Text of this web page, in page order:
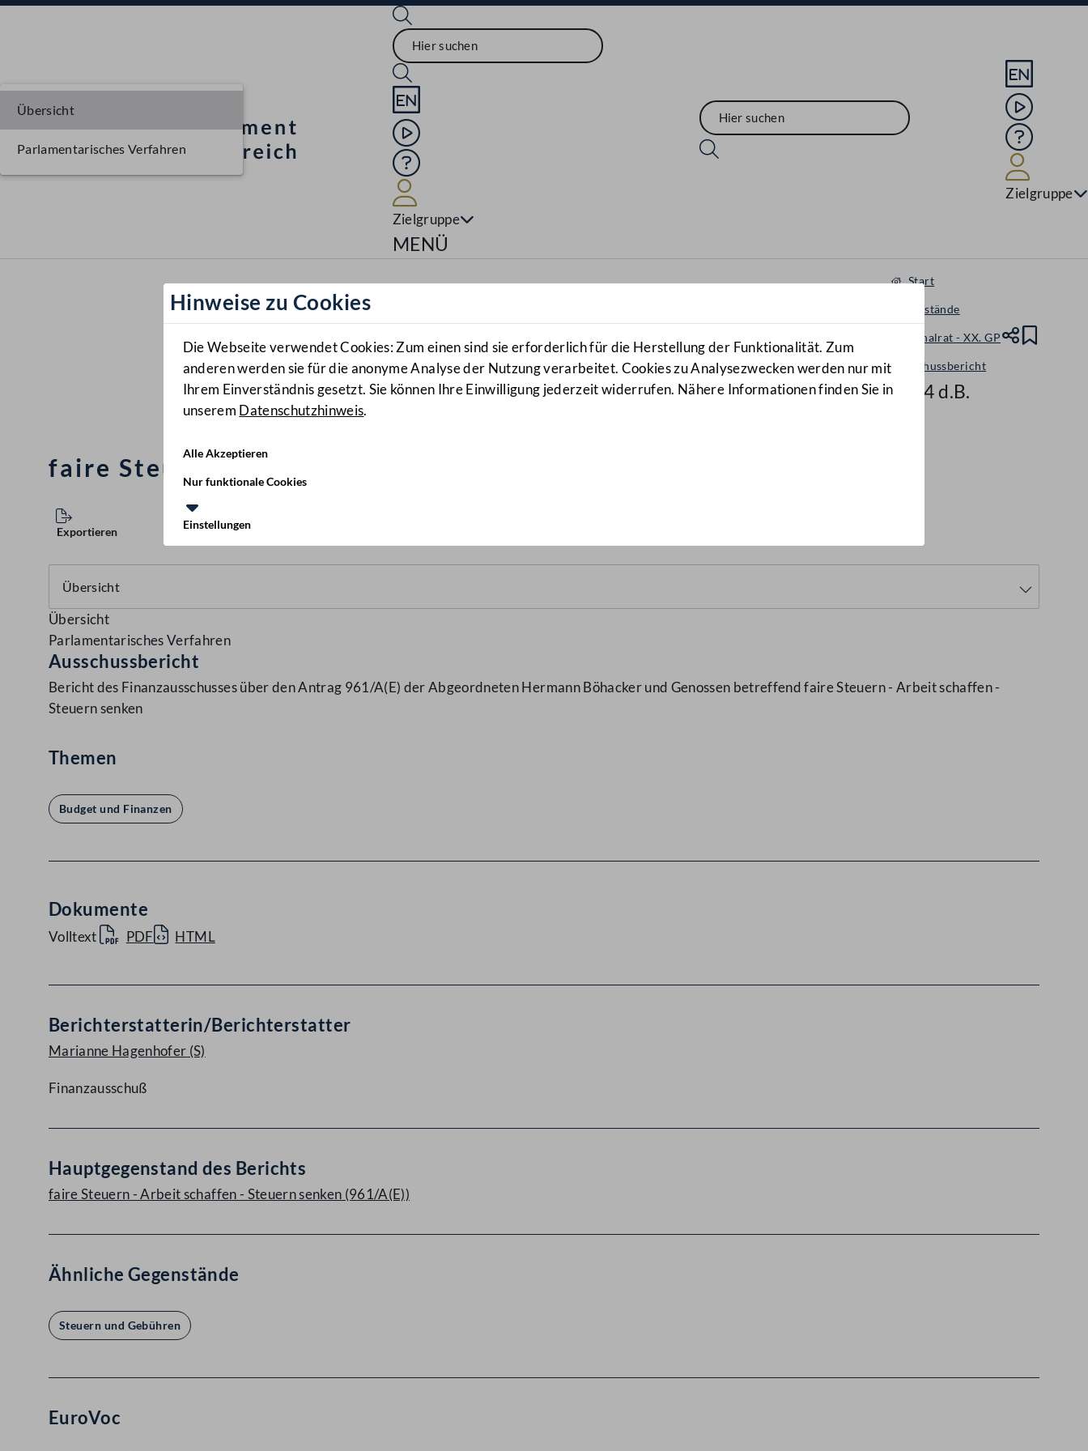
Sprache English
Mediathek
Hilfe
Zielgruppe
Navigationsmenü öffnen
MENÜ
Sprache
Mediathek
Hilfe
Zielgruppe
Hinweise zu Cookies
Die Webseite verwendet Cookies: Zum einen sind sie erforderlich für die Herstellung der Funktionalität. Zum
anderen werden sie für die anonyme Analyse der Nutzung verarbeitet. Cookies zu Analysezwecken werden nur mit
Ihrem Einverständnis gesetzt. Sie können Ihre Einwilligung jederzeit widerrufen. Nähere Informationen finden Sie in
unserem Datenschutzhinweis.
Alle Akzeptieren
Nur funktionale Cookies
Einstellungen
Start
Gegenstände
Nationalrat - XX. GP
Ausschussbericht
1884 d.B.
faire Steuern - Arbeit schaffen - Steuern senken
Exportieren
Übersicht
Parlamentarisches Verfahren
Übersicht
Parlamentarisches Verfahren
Ausschussbericht
Bericht des Finanzausschusses über den Antrag 961/A(E) der Abgeordneten Hermann Böhacker und Genossen betreffend faire Steuern - Arbeit schaffen -
Steuern senken
Themen
Budget und Finanzen
Dokumente
Volltext PDF HTML
Berichterstatterin/Berichterstatter
Marianne Hagenhofer (S)
Finanzausschuß
Hauptgegenstand des Berichts
faire Steuern - Arbeit schaffen - Steuern senken (961/A(E))
Ähnliche Gegenstände
Steuern und Gebühren
EuroVoc